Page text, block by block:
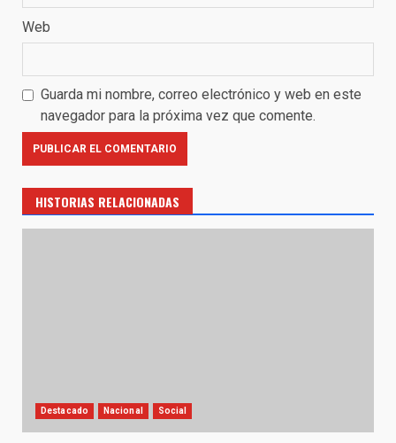
Web
Guarda mi nombre, correo electrónico y web en este
navegador para la próxima vez que comente.
HISTORIAS RELACIONADAS
Destacado Nacional Social